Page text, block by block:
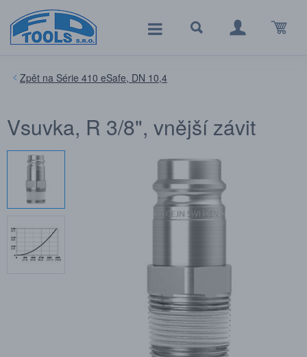
Série 410 eSafe, DN 10,4
Vsuvka, R 3/8", vnější závit